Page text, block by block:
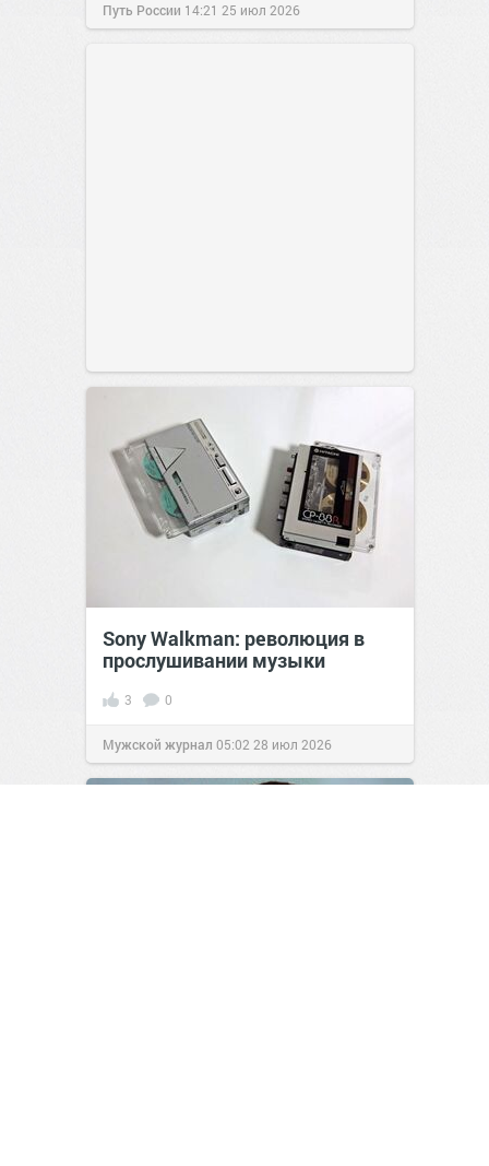
Путь России 14:21 25 июл 2026
Sony Walkman: революция в
прослушивании музыки
3 0
Мужской журнал 05:02 28 июл 2026